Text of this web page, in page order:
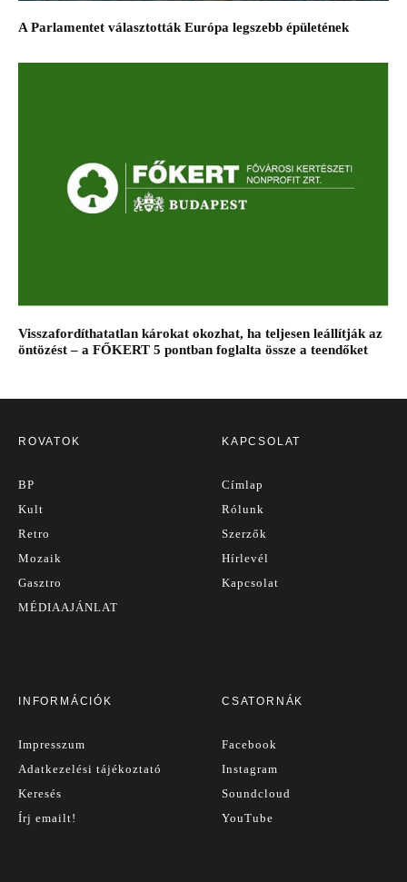
A Parlamentet választották Európa legszebb épületének
Visszafordíthatatlan károkat okozhat, ha teljesen leállítják az
öntözést – a FŐKERT 5 pontban foglalta össze a teendőket
ROVATOK
BP
Kult
Retro
Mozaik
Gasztro
MÉDIAAJÁNLAT
KAPCSOLAT
Címlap
Rólunk
Szerzők
Hírlevél
Kapcsolat
INFORMÁCIÓK
Impresszum
Adatkezelési tájékoztató
Keresés
Írj emailt!
CSATORNÁK
Facebook
Instagram
Soundcloud
YouTube